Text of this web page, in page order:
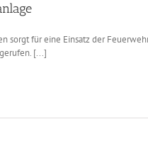
sorgt für eine Einsatz der
[...]